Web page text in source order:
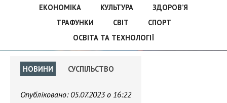
ЕКОНОМІКА
КУЛЬТУРА
ЗДОРОВ’Я
ТРАФУНКИ
СВІТ
СПОРТ
ОСВІТА ТА ТЕХНОЛОГІЇ
НОВИНИ СУСПІЛЬСТВО
Опубліковано: 05.07.2023 о 16:22